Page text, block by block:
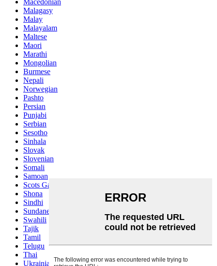
Macedonian
Malagasy
Malay
Malayalam
Maltese
Maori
Marathi
Mongolian
Burmese
Nepali
Norwegian
Pashto
Persian
Punjabi
Serbian
Sesotho
Sinhala
Slovak
Slovenian
Somali
Samoan
Scots Gaelic
Shona
Sindhi
Sundanese
Swahili
Tajik
Tamil
Telugu
Thai
Ukrainian